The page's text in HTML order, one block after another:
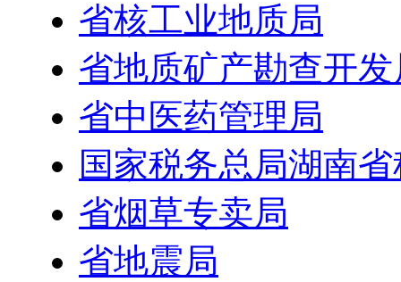
省核工业地质局
省地质矿产勘查开发
省中医药管理局
国家税务总局湖南
省烟草专卖局
省地震局